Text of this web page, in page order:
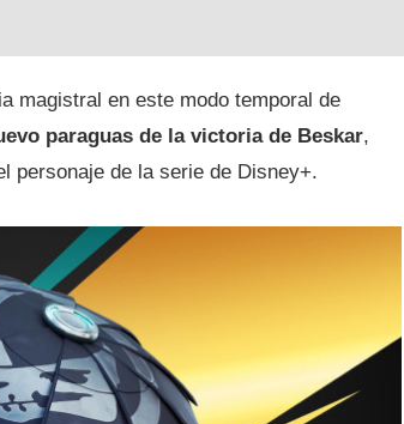
magistral en este modo temporal de
paraguas de la victoria de Beskar,
personaje de la serie de Disney+.